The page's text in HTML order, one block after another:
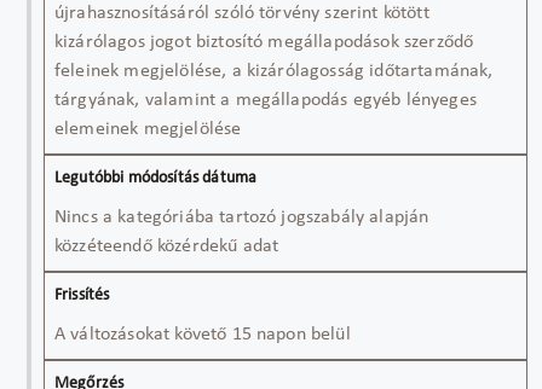
újrahasznosításáról szóló törvény szerint kötött
kizárólagos jogot biztosító megállapodások szerződő
feleinek megjelölése, a kizárólagosság időtartamának,
tárgyának, valamint a megállapodás egyéb lényeges
elemeinek megjelölése
Nincs a kategóriába tartozó jogszabály alapján
közzéteendő közérdekű adat
A változásokat követő 15 napon belül